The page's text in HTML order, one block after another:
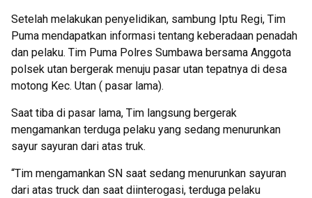
Setelah melakukan penyelidikan, sambung Iptu Regi, Tim
Puma mendapatkan informasi tentang keberadaan penadah
dan pelaku. Tim Puma Polres Sumbawa bersama Anggota
polsek utan bergerak menuju pasar utan tepatnya di desa
motong Kec. Utan ( pasar lama).
Saat tiba di pasar lama, Tim langsung bergerak
mengamankan terduga pelaku yang sedang menurunkan
sayur sayuran dari atas truk.
“Tim mengamankan SN saat sedang menurunkan sayuran
dari atas truck dan saat diinterogasi, terduga pelaku